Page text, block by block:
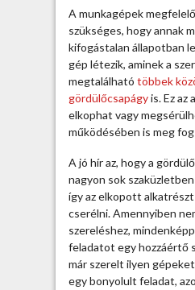
ü
l
ő
c
s
a
p
á
y
g
y
o
A munkagépek
szükséges, hogy annak
kifogástalan állapotban
gép létezik, aminek a
megtalálható többek
gördülőcsapágyis. Ez az
elkophat vagy
működésében is meg
A jó hír az, hogy a
nagyon sok
így az elkopott
cserélni. Amennyiben
szereléshez,
feladatot egy hozzáértő
már szerelt ilyen
egy bonyolult feladat,